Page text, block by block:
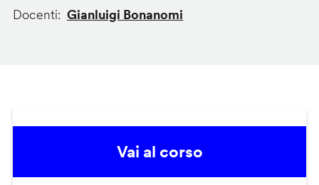
Docenti
Gianluigi Bonanomi
Vai al corso